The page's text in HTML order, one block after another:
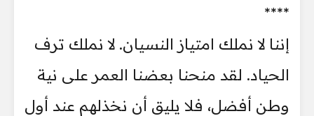
****
إننا لا نملك امتياز النسيان. لا نملك ترف
الحياد. لقد منحنا بعضنا العمر على نية
وطن أفضل، فلا يليق أن نخذلهم عند أول